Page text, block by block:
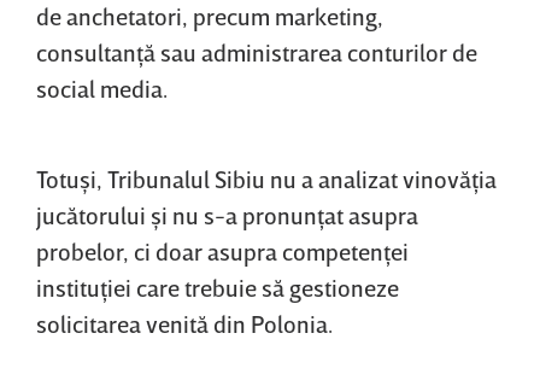
de anchetatori, precum marketing,
consultanţă sau administrarea conturilor de
social media.
Totuşi, Tribunalul Sibiu nu a analizat vinovăţia
jucătorului şi nu s-a pronunţat asupra
probelor, ci doar asupra competenţei
instituţiei care trebuie să gestioneze
solicitarea venită din Polonia.